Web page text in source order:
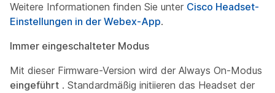
Weitere Informationen finden Sie unter Cisco Headset-
Einstellungen in der Webex-App.
Immer eingeschalteter Modus
Mit dieser Firmware-Version wird der Always On-Modus
eingeführt . Standardmäßig initiieren das Headset der